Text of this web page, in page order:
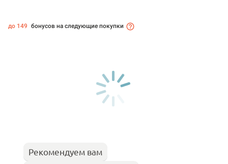
до 149 бонусов на следующие покупки
Рекомендуем вам